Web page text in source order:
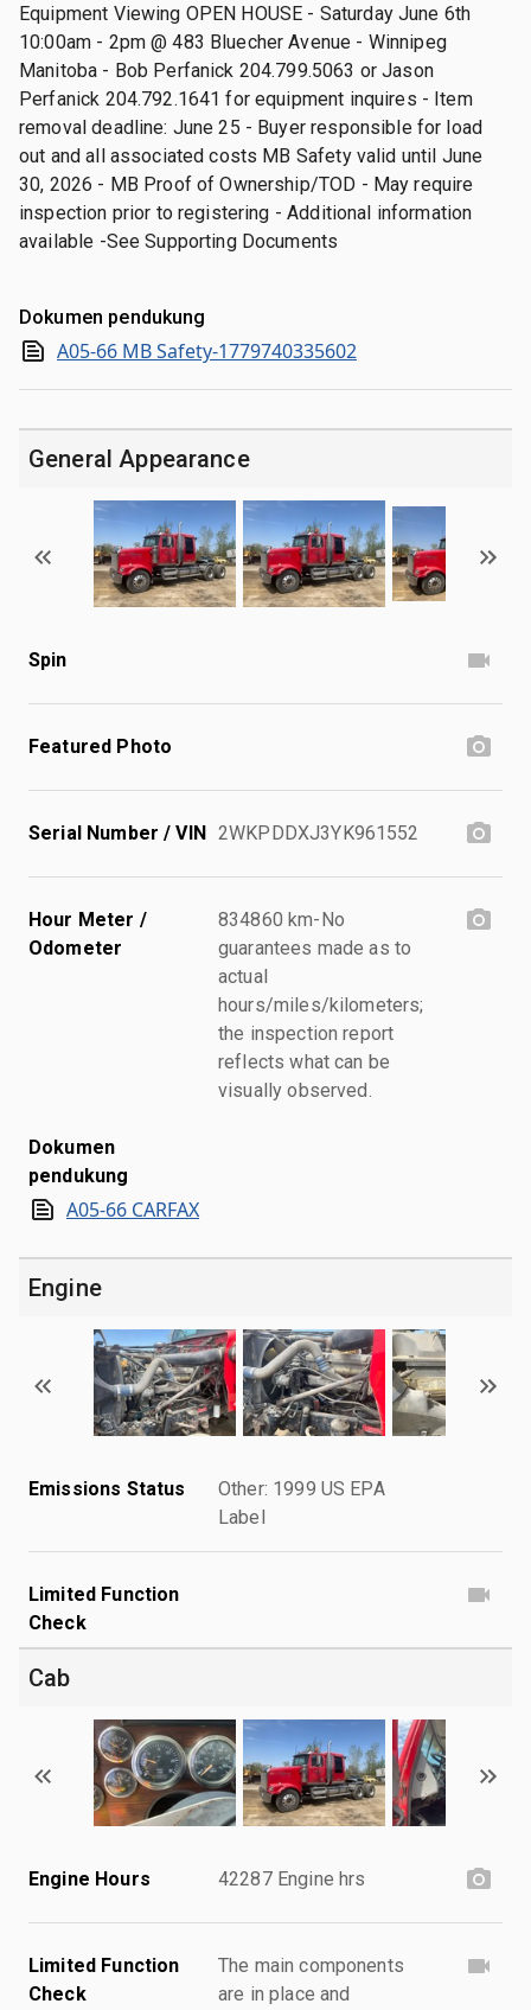
Equipment Viewing OPEN HOUSE - Saturday June 6th
10:00am - 2pm @ 483 Bluecher Avenue - Winnipeg
Manitoba - Bob Perfanick 204.799.5063 or Jason
Perfanick 204.792.1641 for equipment inquires - Item
removal deadline: June 25 - Buyer responsible for load
out and all associated costs MB Safety valid until June
30, 2026 - MB Proof of Ownership/TOD - May require
inspection prior to registering - Additional information
available -See Supporting Documents
Dokumen pendukung
A05-66 MB Safety-1779740335602
General Appearance
Spin
Featured Photo
Serial Number / VIN 2WKPDDXJ3YK961552
Hour Meter /
Odometer
834860 km-No
guarantees made as to
actual
hours/miles/kilometers;
the inspection report
reflects what can be
visually observed.
Dokumen
pendukung
A05-66 CARFAX
Engine
Emissions Status
Other: 1999 US EPA
Label
Limited Function
Check
Cab
Engine Hours 42287 Engine hrs
Limited Function
Check
The main components
are in place and